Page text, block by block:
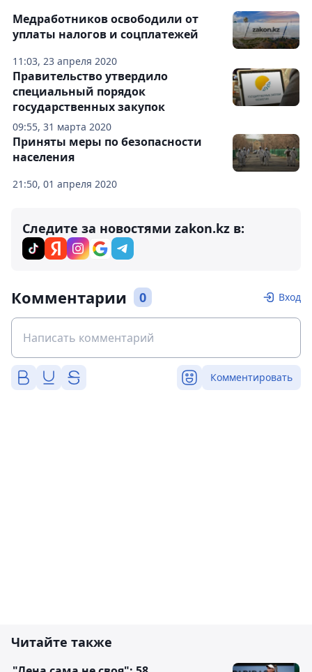
11:03, 23 апреля 2020
Медработников освободили от
уплаты налогов и соцплатежей
09:55, 31 марта 2020
Правительство утвердило
специальный порядок
государственных закупок
21:50, 01 апреля 2020
Приняты меры по безопасности
населения
Следите за новостями zakon.kz в:
Комментарии 0 Вход
Комментировать
Читайте также